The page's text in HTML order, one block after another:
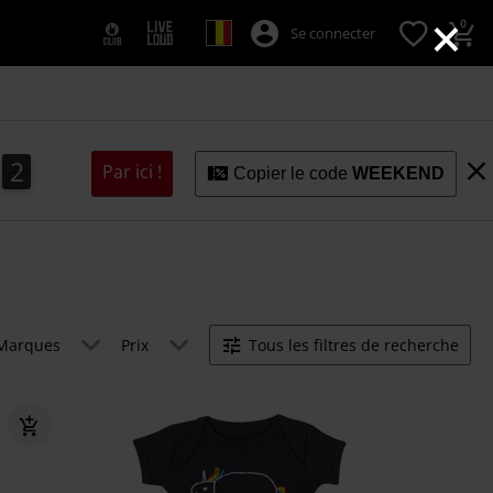
×
Se connecter 0
0
1
0
2
1 Par ici ! Copier le codeWEEKEND
Prix Tous les filtres de recherche